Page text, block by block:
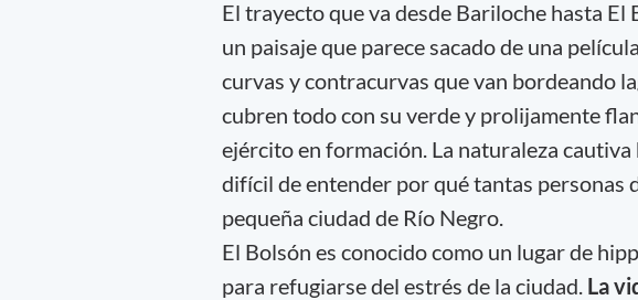
El trayecto que va desde Bariloche hasta
un paisaje que parece sacado de una
curvas y contracurvas que van bordeando
cubren todo con su verde y prolijamente
ejército en formación. La naturaleza
difícil de entender por qué tantas personas
pequeña ciudad de Río Negro.
El Bolsón es conocido como un lugar de
para refugiarse del estrés de la ciudad. La